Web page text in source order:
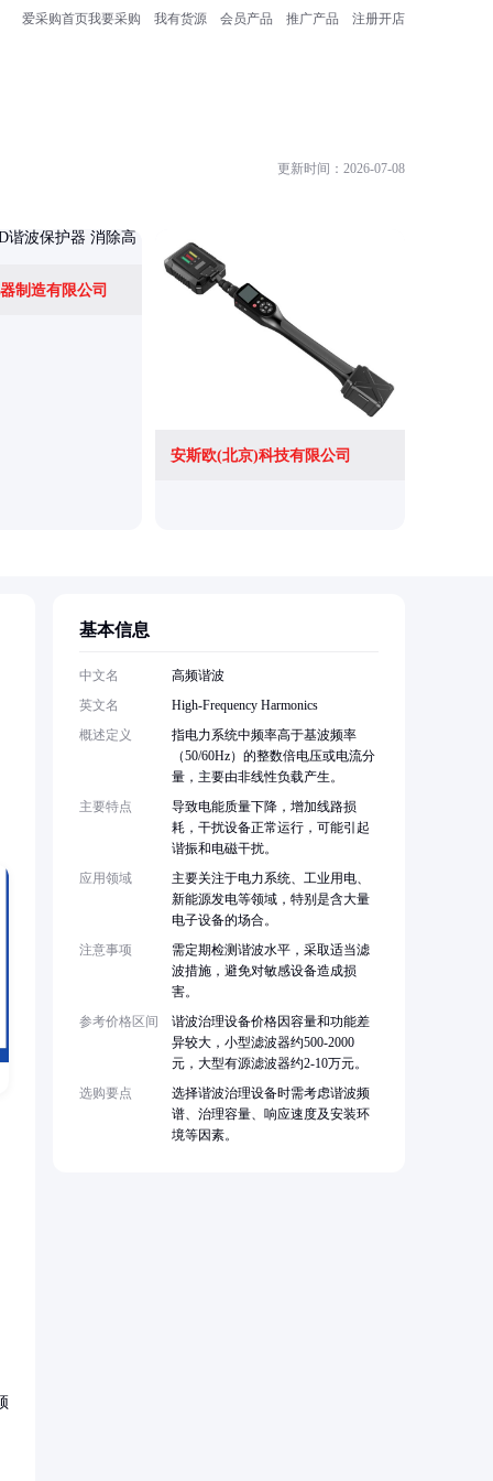
爱采购首页我要采购 我有货源 会员产品 推广产品 注册开店
更新时间：2026-07-08
制造有限公司
安斯欧(北京)科技有限公司
基本信息
中文名
高频谐波
英文名
High-Frequency Harmonics
概述定义
指电力系统中频率高于基波频率
（50/60Hz）的整数倍电压或电流分
量，主要由非线性负载产生。
主要特点
导致电能质量下降，增加线路损
耗，干扰设备正常运行，可能引起
谐振和电磁干扰。
应用领域
主要关注于电力系统、工业用电、
新能源发电等领域，特别是含大量
电子设备的场合。
注意事项
需定期检测谐波水平，采取适当滤
波措施，避免对敏感设备造成损
害。
参考价格区间
谐波治理设备价格因容量和功能差
异较大，小型滤波器约500-2000
元，大型有源滤波器约2-10万元。
选购要点
选择谐波治理设备时需考虑谐波频
谱、治理容量、响应速度及安装环
境等因素。